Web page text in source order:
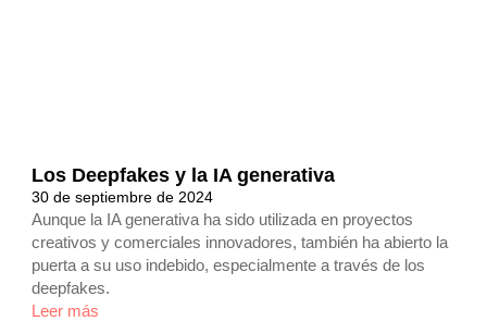
Los Deepfakes y la IA generativa
30 de septiembre de 2024
Aunque la IA generativa ha sido utilizada en proyectos
creativos y comerciales innovadores, también ha abierto la
puerta a su uso indebido, especialmente a través de los
deepfakes.
Leer más